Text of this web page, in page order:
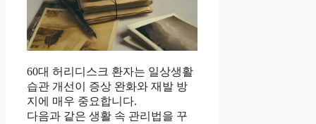
60대 허리디스크 환자는 일상생활
습관 개선이 증상 완화와 재발 방
지에 매우 중요합니다.
다음과 같은 생활 속 관리법을 꾸